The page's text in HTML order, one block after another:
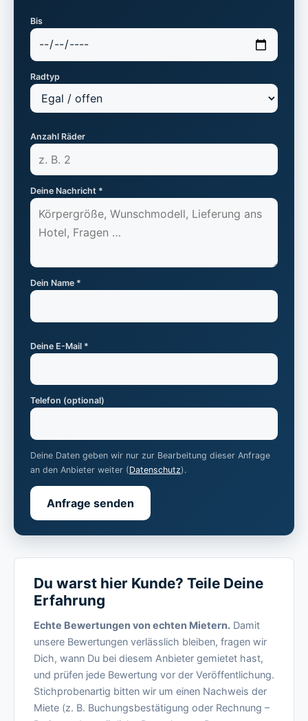
Bis
Radtyp
Anzahl Räder
Deine Nachricht *
Dein Name *
Deine E-Mail *
Telefon (optional)
Deine Daten geben wir nur zur Bearbeitung dieser Anfrage
an den Anbieter weiter (Datenschutz).
Anfrage senden
Du warst hier Kunde? Teile Deine
Erfahrung
Echte Bewertungen von echten Mietern. Damit
unsere Bewertungen verlässlich bleiben, fragen wir
Dich, wann Du bei diesem Anbieter gemietet hast,
und prüfen jede Bewertung vor der Veröffentlichung.
Stichprobenartig bitten wir um einen Nachweis der
Miete (z. B. Buchungsbestätigung oder Rechnung –